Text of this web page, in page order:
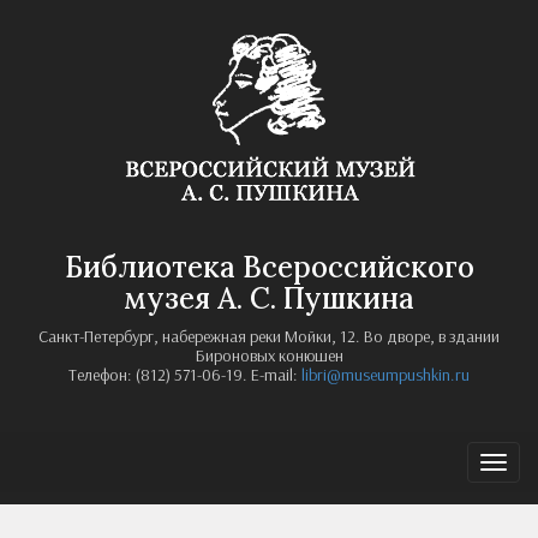
Библиотека Всероссийского
музея А. С. Пушкина
Санкт-Петербург, набережная реки Мойки, 12. Во дворе, в здании
Бироновых конюшен
Телефон: (812) 571-06-19. E-mail: libri@museumpushkin.ru